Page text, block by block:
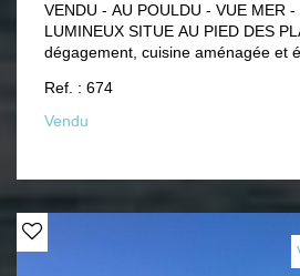
VENDU - AU POULDU - VUE MER -
LUMINEUX SITUE AU PIED DES
dégagement, cuisine aménagée et
balcon, chambre avec placard, salle
cellier. A VISITER!
Ref. : 674
Vendu